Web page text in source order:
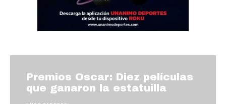
Premios Oscar: Diez películas
que ganaron la estatuilla